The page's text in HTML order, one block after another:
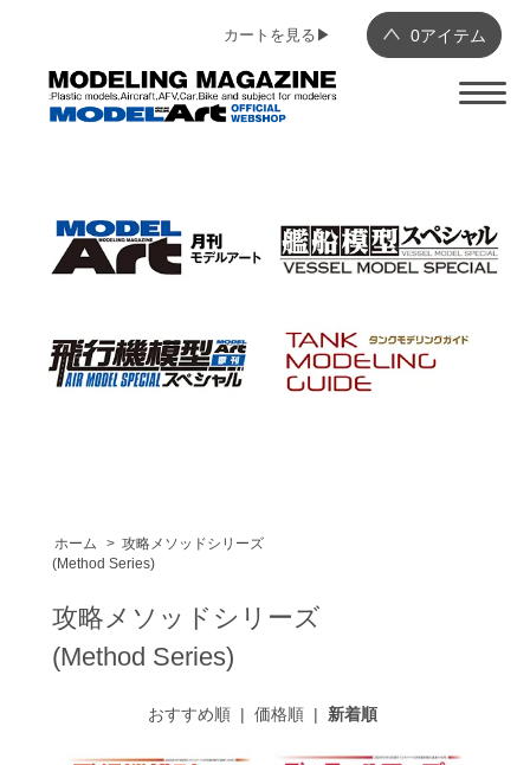
0アイテム
カートを見る▶︎
ホーム > 攻略メソッドシリーズ
(Method Series)
攻略メソッドシリーズ
(Method Series)
おすすめ順 |価格順 | 新着順